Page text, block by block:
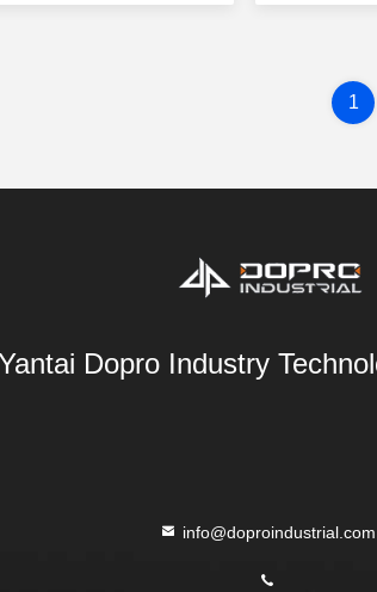
1
Dopro Industry
info@doproindustrial.com